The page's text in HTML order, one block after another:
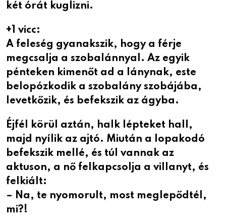
két órát kuglizni.
+1 vicc:
A feleség gyanakszik, hogy a férje
megcsalja a szobalánnyal. Az egyik
pénteken kimenőt ad a lánynak, este
belopózkodik a szobalány szobájába,
levetkőzik, és befekszik az ágyba.
Éjfél körül aztán, halk lépteket hall,
majd nyílik az ajtó. Miután a lopakodó
befekszik mellé, és túl vannak az
aktuson, a nő felkapcsolja a villanyt, és
felkiált:
– Na, te nyomorult, most meglepődtél,
mi?!